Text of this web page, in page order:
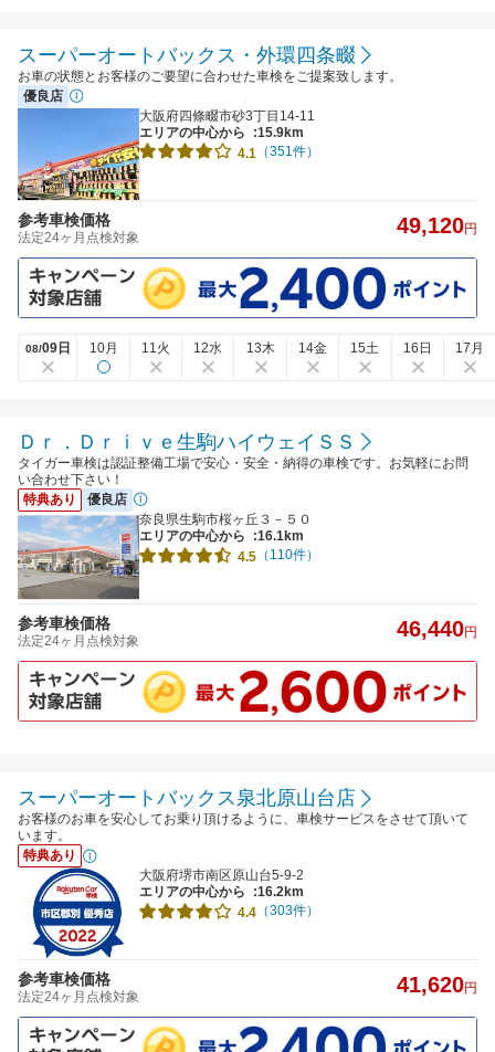
スーパーオートバックス・外環四条畷
お車の状態とお客様のご要望に合わせた車検をご提案致します。
優良店
大阪府四條畷市砂3丁目14-11
エリアの中心から
:15.9km
4.1 （351件）
参考車検価格
法定24ヶ月点検対象 49,120円
08/09日 10月 11火 12水 13木 14金 15土 16日 17月
Ｄｒ．Ｄｒｉｖｅ生駒ハイウェイＳＳ
タイガー車検は認証整備工場で安心・安全・納得の車検です。お気軽にお問
い合わせ下さい！
特典あり
優良店
奈良県生駒市桜ヶ丘３－５０
エリアの中心から
:16.1km
4.5 （110件）
参考車検価格
法定24ヶ月点検対象 46,440円
スーパーオートバックス泉北原山台店
お客様のお車を安心してお乗り頂けるように、車検サービスをさせて頂いて
います。
特典あり
大阪府堺市南区原山台5-9-2
エリアの中心から
:16.2km
4.4 （303件）
参考車検価格
法定24ヶ月点検対象 41,620円